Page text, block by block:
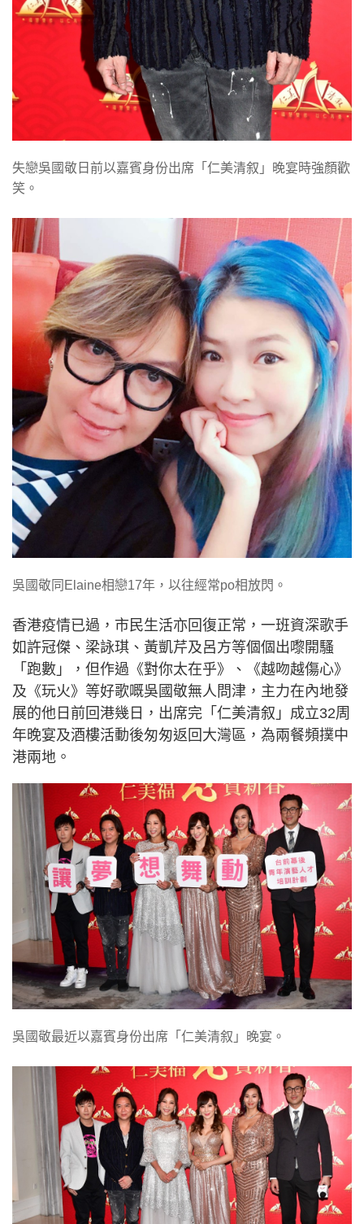
失戀吳國敬日前以嘉賓身份出席「仁美清叙」晚宴時強顏歡
笑。
吳國敬同Elaine相戀17年，以往經常po相放閃。
香港疫情已過，市民生活亦回復正常，一班資深歌手
如許冠傑、梁詠琪、黃凱芹及呂方等個個出嚟開騷
「跑數」，但作過《對你太在乎》、《越吻越傷心》
及《玩火》等好歌嘅吳國敬無人問津，主力在內地發
展的他日前回港幾日，出席完「仁美清叙」成立32周
年晚宴及酒樓活動後匆匆返回大灣區，為兩餐頻撲中
港兩地。
吳國敬最近以嘉賓身份出席「仁美清叙」晚宴。